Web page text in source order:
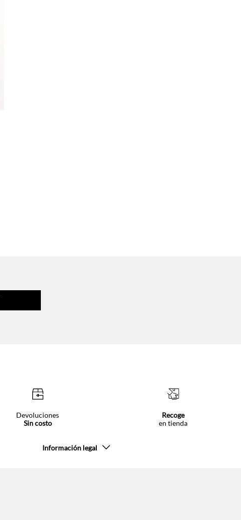
Devoluciones
Sin costo
Recoge
en tienda
Información legal